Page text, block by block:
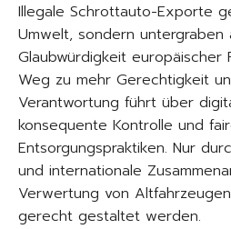
Illegale Schrottauto-Exporte
Umwelt, sondern untergraben
Glaubwürdigkeit europäischer
Weg zu mehr Gerechtigkeit
Verantwortung führt über
konsequente Kontrolle und
Entsorgungspraktiken. Nur
und internationale
Verwertung von
gerecht gestaltet werden.